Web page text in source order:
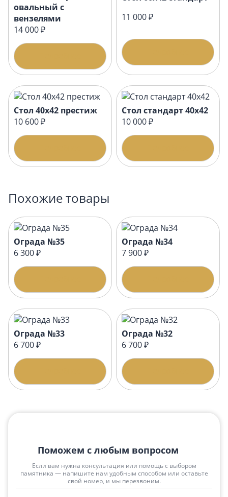
овальный с
вензелями
14 000 ₽
11 000 ₽
Стол 40х42 престиж
10 600 ₽
Стол стандарт 40х42
10 000 ₽
Похожие товары
Ограда №35
6 300 ₽
Ограда №34
7 900 ₽
Ограда №33
6 700 ₽
Ограда №32
6 700 ₽
Поможем с любым вопросом
Если вам нужна консультация или помощь с выбором
памятника — напишите нам удобным способом или оставьте
свой номер, и мы перезвоним.